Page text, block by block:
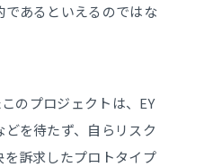
であるといえるのではな
のプロジェクトは、EY
を待たず、自らリスク
訴求したプロトタイプ